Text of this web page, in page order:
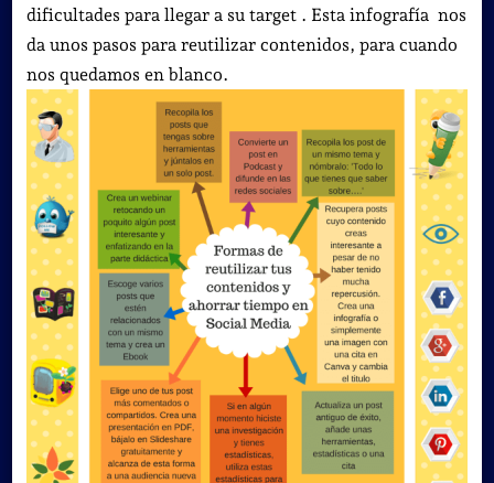
en
práctica
dificultades para llegar a su target . Esta infografía nos
da unos pasos para reutilizar contenidos, para cuando
nos quedamos en blanco.